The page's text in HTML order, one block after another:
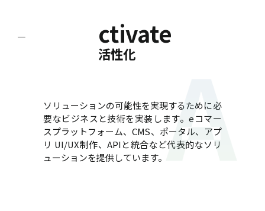
ctivate
活性化
ソリューションの可能性を実現するために必
要なビジネスと技術を実装します。eコマー
スプラットフォーム、CMS、ポータル、アプ
リ UI/UX制作、APIと統合など代表的なソリ
ューションを提供しています。